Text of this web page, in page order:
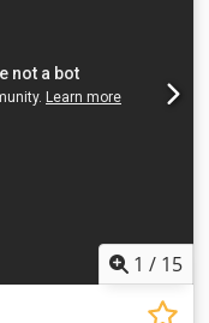
1 / 15